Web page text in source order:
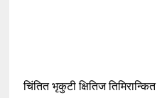
चिंतित भृकुटी क्षितिज तिमिरान्कित